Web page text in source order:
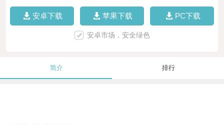
安卓下载 苹果下载 PC下载
安卓市场，安全绿色
简介 排行